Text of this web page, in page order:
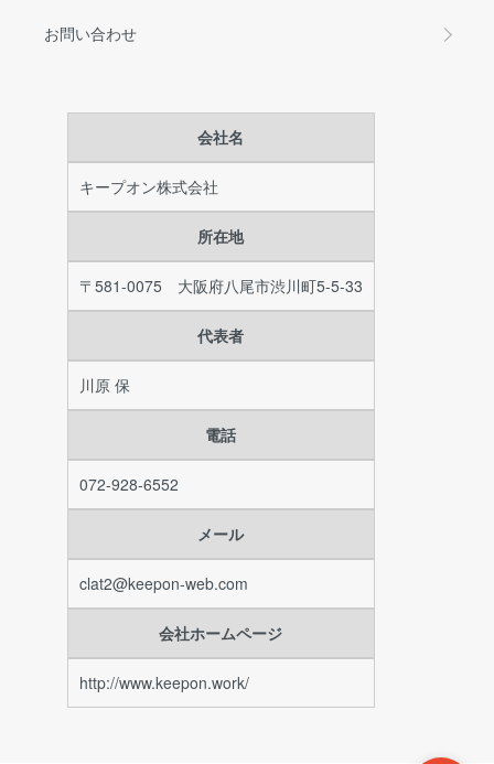
お問い合わせ
会社名
キープオン株式会社
所在地
〒581-0075 大阪府八尾市渋川町5-5-33
代表者
川原 保
電話
072-928-6552
メール
clat2@keepon-web.com
会社ホームページ
http://www.keepon.work/